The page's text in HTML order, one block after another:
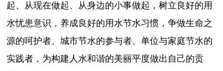
起、从现在做起、从身边的小事做起，树立良好的用
水忧患意识，养成良好的用水节水习惯，争做生命之
源的呵护者、城市节水的参与者、单位与家庭节水的
实践者，为构建人水和谐的美丽平度做出自己的贡